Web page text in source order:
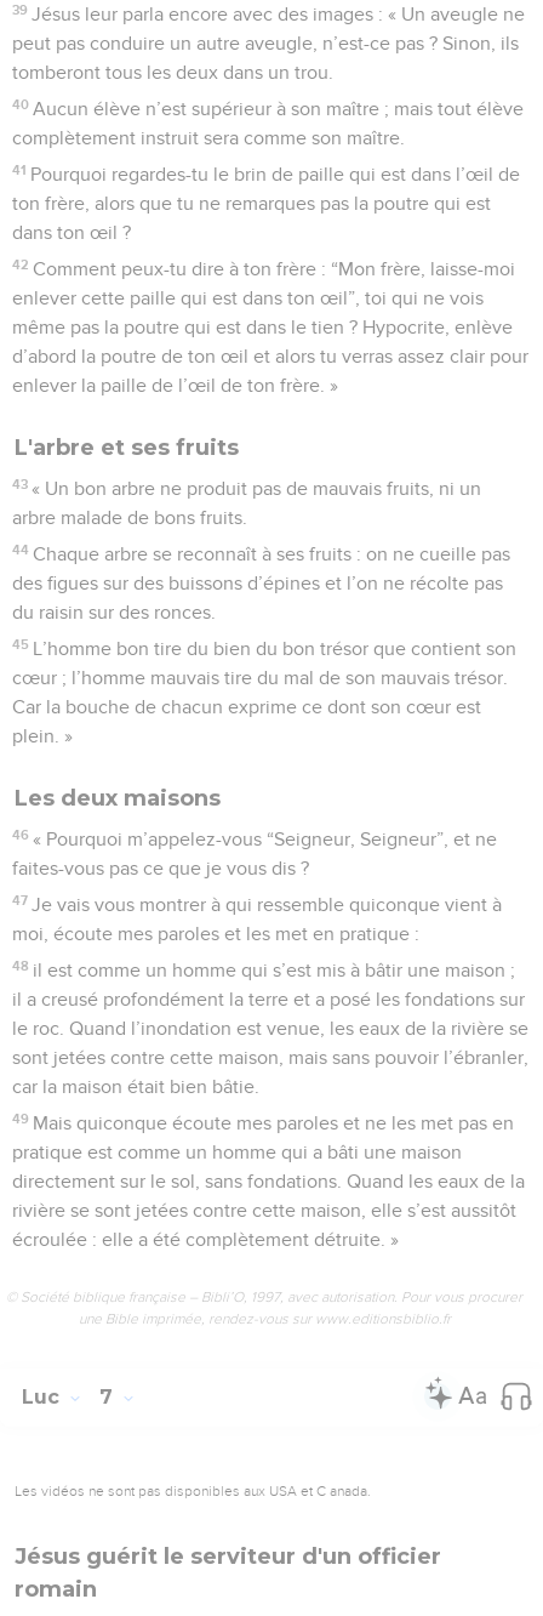
39 Jésus leur parla encore avec des images : « Un aveugle ne
peut pas conduire un autre aveugle, n’est-ce pas ? Sinon, ils
tomberont tous les deux dans un trou.
40 Aucun élève n’est supérieur à son maître ; mais tout élève
complètement instruit sera comme son maître.
41 Pourquoi regardes-tu le brin de paille qui est dans l’œil de
ton frère, alors que tu ne remarques pas la poutre qui est
dans ton œil ?
42 Comment peux-tu dire à ton frère : “Mon frère, laisse-moi
enlever cette paille qui est dans ton œil”, toi qui ne vois
même pas la poutre qui est dans le tien ? Hypocrite, enlève
d’abord la poutre de ton œil et alors tu verras assez clair pour
enlever la paille de l’œil de ton frère. »
L'arbre et ses fruits
43 « Un bon arbre ne produit pas de mauvais fruits, ni un
arbre malade de bons fruits.
44 Chaque arbre se reconnaît à ses fruits : on ne cueille pas
des figues sur des buissons d’épines et l’on ne récolte pas
du raisin sur des ronces.
45 L’homme bon tire du bien du bon trésor que contient son
cœur ; l’homme mauvais tire du mal de son mauvais trésor.
Car la bouche de chacun exprime ce dont son cœur est
plein. »
Les deux maisons
46 « Pourquoi m’appelez-vous “Seigneur, Seigneur”, et ne
faites-vous pas ce que je vous dis ?
47 Je vais vous montrer à qui ressemble quiconque vient à
moi, écoute mes paroles et les met en pratique :
48 il est comme un homme qui s’est mis à bâtir une maison ;
il a creusé profondément la terre et a posé les fondations sur
le roc. Quand l’inondation est venue, les eaux de la rivière se
sont jetées contre cette maison, mais sans pouvoir l’ébranler,
car la maison était bien bâtie.
49 Mais quiconque écoute mes paroles et ne les met pas en
pratique est comme un homme qui a bâti une maison
directement sur le sol, sans fondations. Quand les eaux de la
rivière se sont jetées contre cette maison, elle s’est aussitôt
écroulée : elle a été complètement détruite. »
© Société biblique française – Bibli’O, 1997, avec autorisation. Pour vous procurer
une Bible imprimée, rendez-vous sur www.editionsbiblio.fr
Luc 7
Les vidéos ne sont pas disponibles aux USA et C anada.
Jésus guérit le serviteur d'un officier
romain